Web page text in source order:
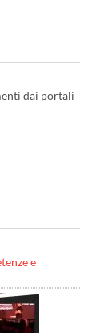
dai portali
e